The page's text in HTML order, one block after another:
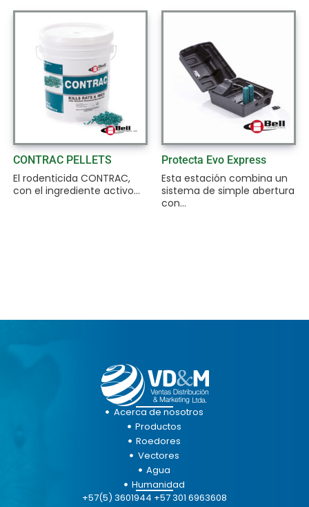
CONTRAC PELLETS
El rodenticida CONTRAC,
con el ingrediente activo...
Protecta Evo Express
Esta estación combina un
sistema de simple abertura
con...
Acerca de nosotros
Productos
Roedores
Vectores
Agua
Humanidad
+57(5) 3601944 +57 301 6963608